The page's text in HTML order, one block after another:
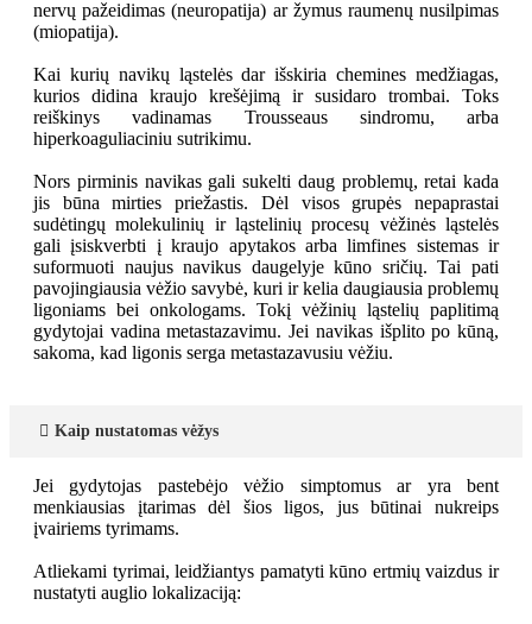
nervų pažeidimas (neuropatija) ar žymus raumenų nusilpimas
(miopatija).
Kai kurių navikų ląstelės dar išskiria chemines medžiagas,
kurios didina kraujo krešėjimą ir susidaro trombai. Toks
reiškinys vadinamas Trousseaus sindromu, arba
hiperkoaguliaciniu sutrikimu.
Nors pirminis navikas gali sukelti daug problemų, retai kada
jis būna mirties priežastis. Dėl visos grupės nepaprastai
sudėtingų molekulinių ir ląstelinių procesų vėžinės ląstelės
gali įsiskverbti į kraujo apytakos arba limfines sistemas ir
suformuoti naujus navikus daugelyje kūno sričių. Tai pati
pavojingiausia vėžio savybė, kuri ir kelia daugiausia problemų
ligoniams bei onkologams. Tokį vėžinių ląstelių paplitimą
gydytojai vadina metastazavimu. Jei navikas išplito po kūną,
sakoma, kad ligonis serga metastazavusiu vėžiu.
Kaip nustatomas vėžys
Jei gydytojas pastebėjo vėžio simptomus ar yra bent
menkiausias įtarimas dėl šios ligos, jus būtinai nukreips
įvairiems tyrimams.
Atliekami tyrimai, leidžiantys pamatyti kūno ertmių vaizdus ir
nustatyti auglio lokalizaciją: